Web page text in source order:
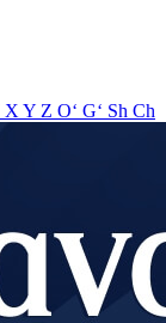
X Y Z O‘ G‘ Sh Ch